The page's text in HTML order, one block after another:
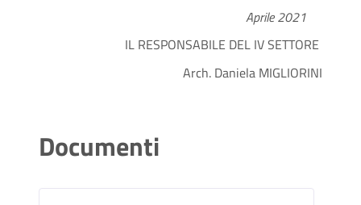
Aprile 2021
IL RESPONSABILE DEL IV SETTORE
Arch. Daniela MIGLIORINI
Documenti